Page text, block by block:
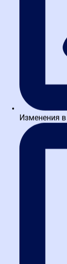
поставщиков —
спорных
«Высшая школа
курсы как для
поставщиков. Для
активно и
мы также
знания по 44-ФЗ и
специалистов,
в обеих системах
Чтобы лучше
с 44-ФЗ. Эта
Изменения в